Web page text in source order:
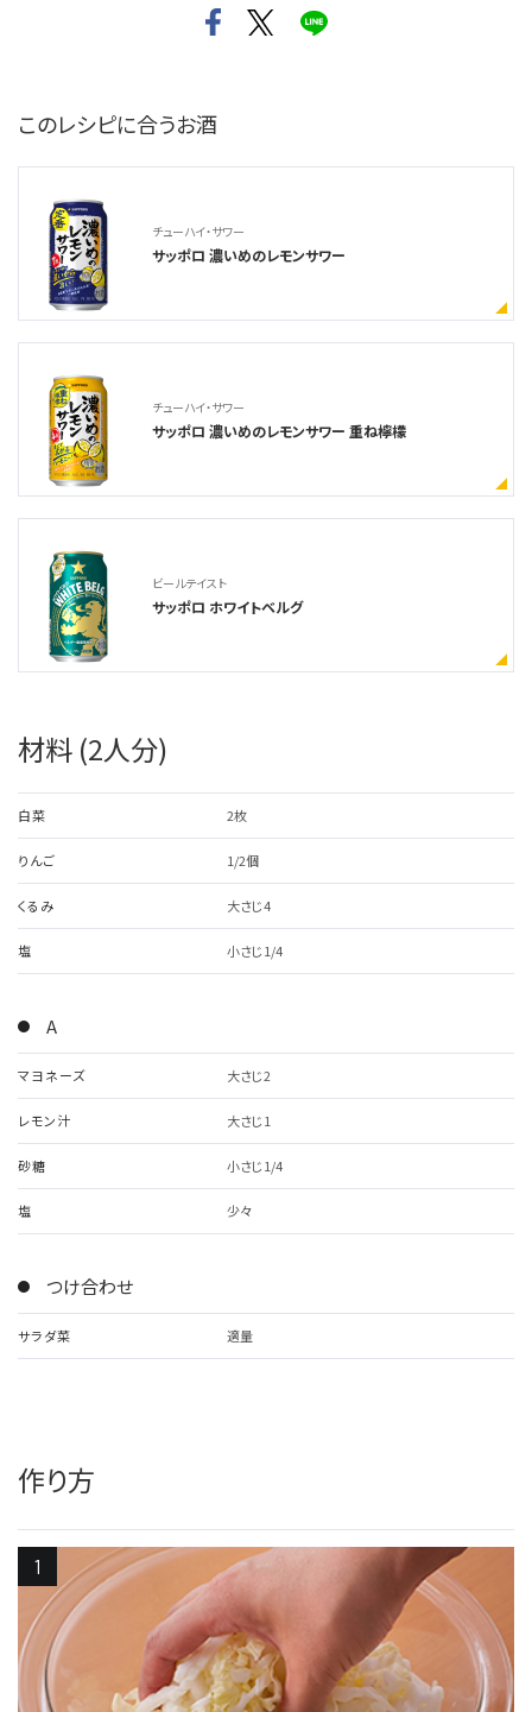
このレシピに合うお酒
チューハイ・サワー
サッポロ 濃いめのレモンサワー
チューハイ・サワー
サッポロ 濃いめのレモンサワー 重ね檸檬
ビールテイスト
サッポロ ホワイトベルグ
材料 (2人分)
白菜 2枚
りんご 1/2個
くるみ 大さじ4
塩 小さじ1/4
A
マヨネーズ 大さじ2
レモン汁 大さじ1
砂糖 小さじ1/4
塩 少々
つけ合わせ
サラダ菜 適量
作り方